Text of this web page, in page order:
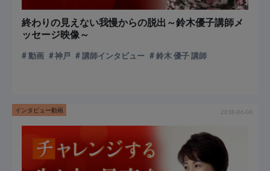
終わりの見えない我慢からの脱出～鈴木優子講師メ
ッセージ映像～
動画 神戸 講師インタビュー 鈴木 優子 講師
インタビュー動画 2018-06-06